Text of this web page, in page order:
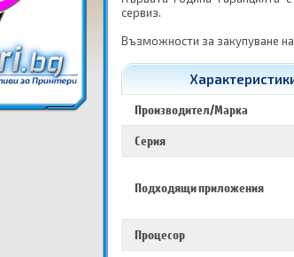
сервиз.
Възможности за закупуване
Производител/Марка
Серия
Подходящи приложения
Процесор